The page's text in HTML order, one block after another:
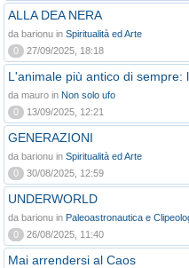
ALLA DEA NERA
da barionu in Spiritualità ed Arte
0
27/09/2025, 18:18
L'animale più antico di sempre:
da mauro in Non solo ufo
0
13/09/2025, 12:21
GENERAZIONI
da barionu in Spiritualità ed Arte
0
30/08/2025, 12:59
UNDERWORLD
da barionu in Paleoastronautica e
0
26/08/2025, 11:40
Mai arrendersi al Caos